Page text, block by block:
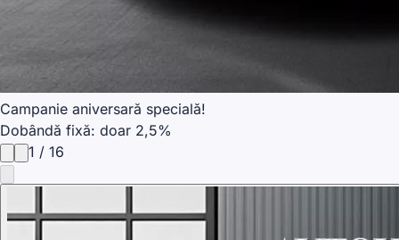
Campanie aniversară specială!
Dobândă fixă: doar 2,5%
1 / 16